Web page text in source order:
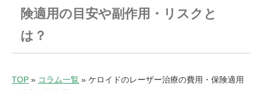
険適用の目安や副作用・リスクと
は？
TOP » コラム一覧 » ケロイドのレーザー治療の費用・保険適用